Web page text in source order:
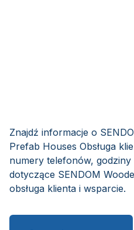
Znajdź informacje o
Prefab Houses Obsługa
numery telefonów,
dotyczące SENDOM
obsługa klienta i wsparcie.